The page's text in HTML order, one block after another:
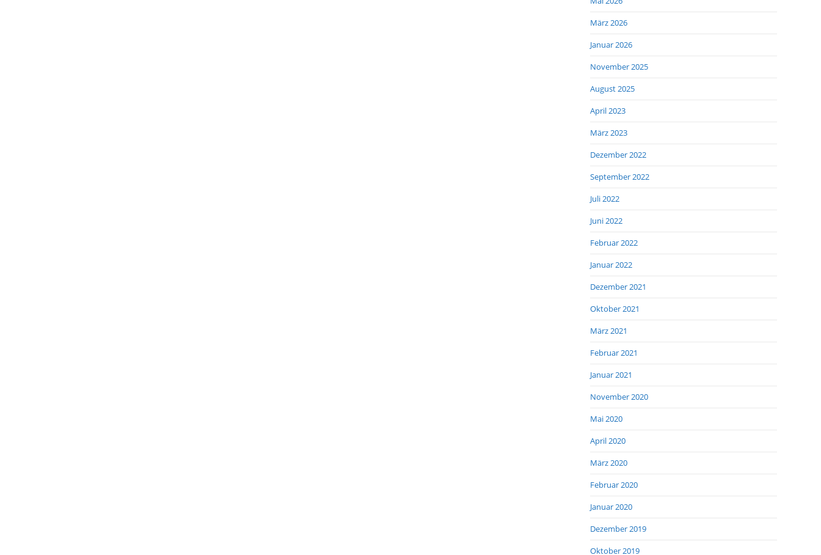
März 2026
Januar 2026
November 2025
August 2025
April 2023
März 2023
Dezember 2022
September 2022
Juli 2022
Juni 2022
Februar 2022
Januar 2022
Dezember 2021
Oktober 2021
März 2021
Februar 2021
Januar 2021
November 2020
Mai 2020
April 2020
März 2020
Februar 2020
Januar 2020
Dezember 2019
Oktober 2019